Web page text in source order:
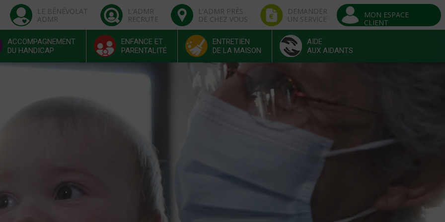
LE BÉNÉVOLAT
ADMR
L'ADMR
RECRUTE
L'ADMR PRÈS
DE CHEZ VOUS
DEMANDER
UN SERVICE
MON ESPACE
CLIENT
ACCOMPAGNEMENT
DU HANDICAP
ENFANCE ET
PARENTALITÉ
ENTRETIEN
DE LA MAISON
AIDE
AUX AIDANTS